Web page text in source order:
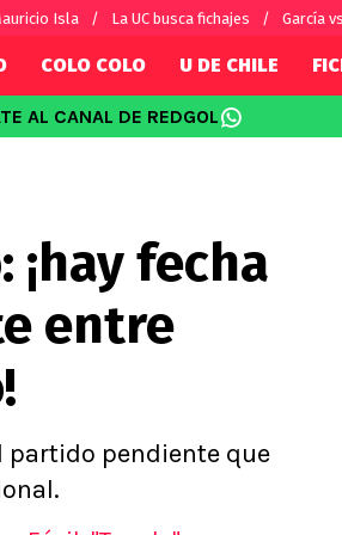
Isla La UC busca fichajes García
Fútbol Argentino
Fútbol Brasileño
Ligue 1
COLO COLO U DE CHILE
AL CANAL DE REDGOL
fecha
entre
partido pendiente que